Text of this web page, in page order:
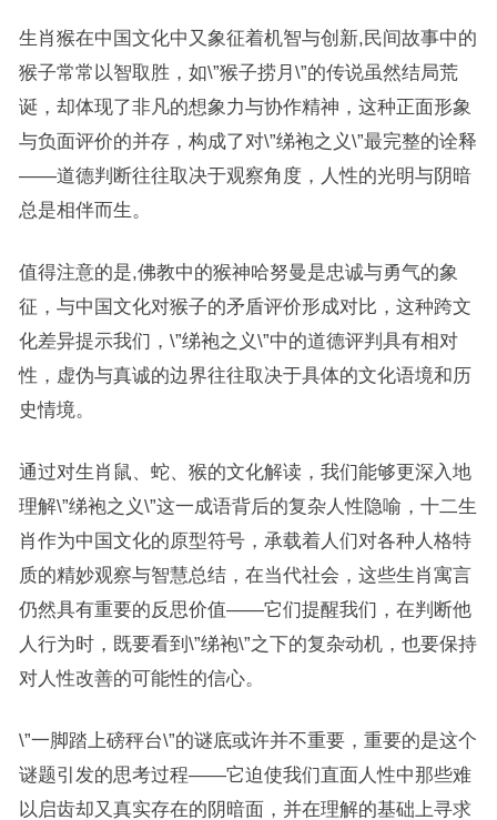
生肖猴在中国文化中又象征着机智与创新,民间故事中的
猴子常常以智取胜，如\”猴子捞月\”的传说虽然结局荒
诞，却体现了非凡的想象力与协作精神，这种正面形象
与负面评价的并存，构成了对\”绨袍之义\”最完整的诠释
——道德判断往往取决于观察角度，人性的光明与阴暗
总是相伴而生。
值得注意的是,佛教中的猴神哈努曼是忠诚与勇气的象
征，与中国文化对猴子的矛盾评价形成对比，这种跨文
化差异提示我们，\”绨袍之义\”中的道德评判具有相对
性，虚伪与真诚的边界往往取决于具体的文化语境和历
史情境。
通过对生肖鼠、蛇、猴的文化解读，我们能够更深入地
理解\”绨袍之义\”这一成语背后的复杂人性隐喻，十二生
肖作为中国文化的原型符号，承载着人们对各种人格特
质的精妙观察与智慧总结，在当代社会，这些生肖寓言
仍然具有重要的反思价值——它们提醒我们，在判断他
人行为时，既要看到\”绨袍\”之下的复杂动机，也要保持
对人性改善的可能性的信心。
\”一脚踏上磅秤台\”的谜底或许并不重要，重要的是这个
谜题引发的思考过程——它迫使我们直面人性中那些难
以启齿却又真实存在的阴暗面，并在理解的基础上寻求